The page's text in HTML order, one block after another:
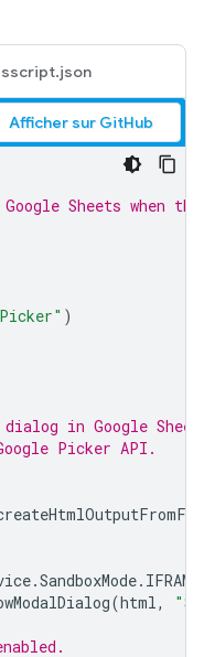
Afficher sur GitHub
Sheets when
)
dialog in Google
Picker API.
.SandboxMode. IFRAME
(html,